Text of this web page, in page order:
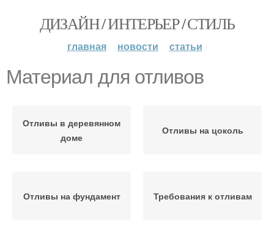
ДИЗАЙН / ИНТЕРЬЕР / СТИЛЬ
главная новости статьи
Материал для отливов
Отливы в деревянном
доме
Отливы на цоколь
Отливы на фундамент Требования к отливам